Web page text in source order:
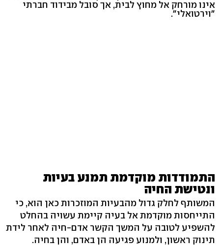
אינו מורחק אל מחוץ לבית, אך סובל מבידוד חברתי
"וירטואלי".
התמודדות מוקדמת תמנע בעיות
ונטישת החיה
המשותף לחלק גדול מהבעיות המוזכרות כאן הוא, כי
התייחסות מוקדמת אל בעיה קיימת עשויה בהחלט
להשפיע לטובה על המשך הקשר אדם-חיה לאחר לידת
תינוק ראשון, ולמנוע פגיעה הן באדם, והן בחיה.